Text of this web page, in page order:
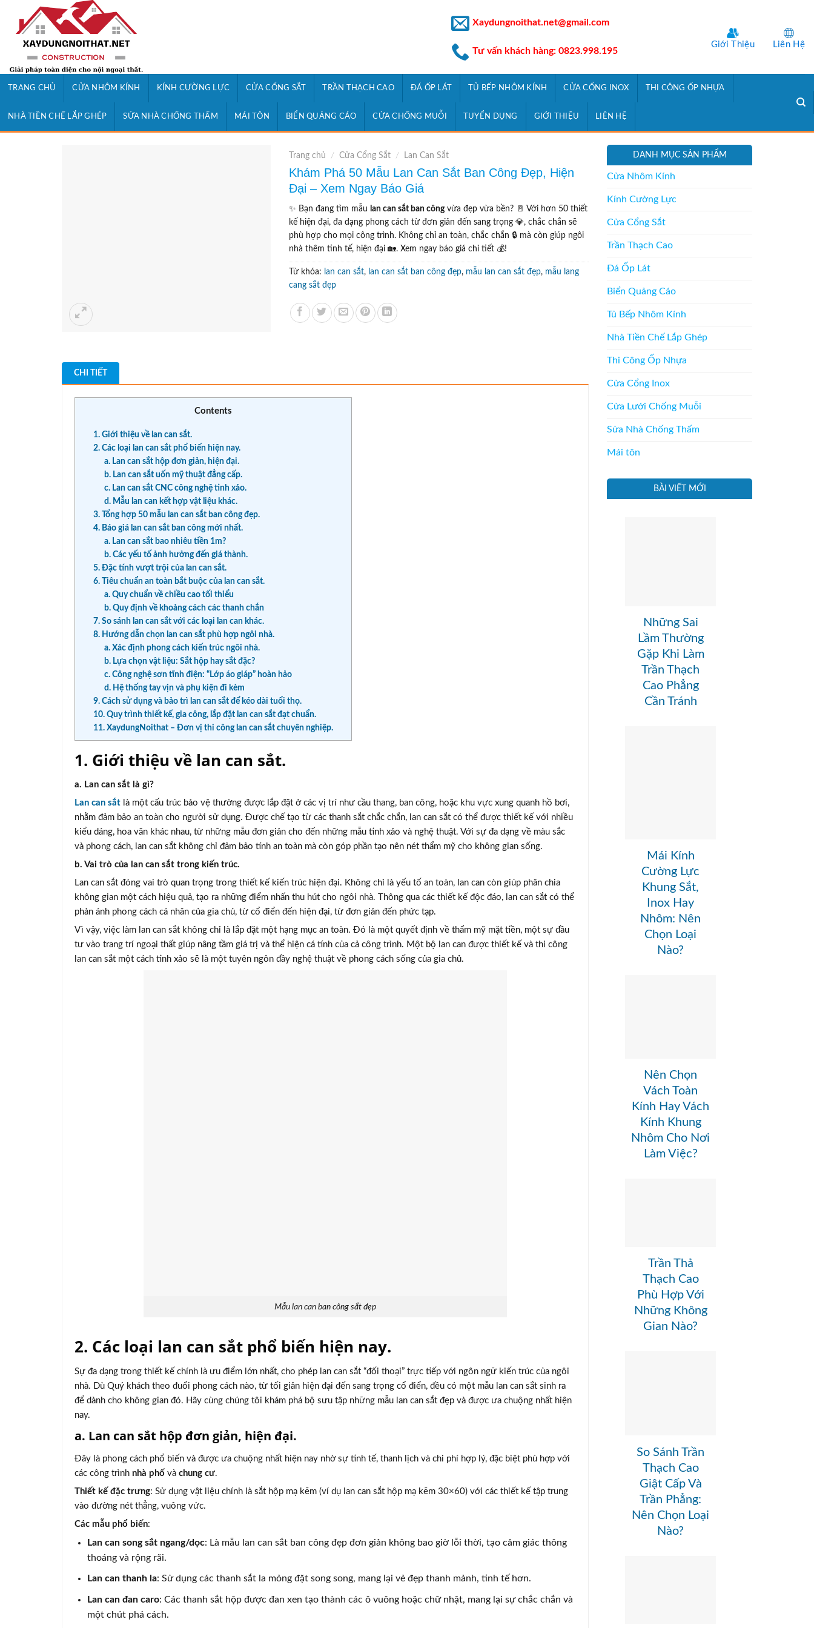
content
Xaydungnoithat.net@gmail.com
Tư vấn khách hàng: 0823.998.195
Giới Thiệu Liên Hệ
TRANG CHỦ CỬA NHÔM KÍNH KÍNH CƯỜNG LỰC CỬA CỔNG SẮT TRẦN THẠCH CAO ĐÁ ỐP LÁT TỦ BẾP NHÔM KÍNH CỬA CỔNG INOX THI CÔNG ỐP NHỰA
NHÀ TIỀN CHẾ LẮP GHÉP SỬA NHÀ CHỐNG THẤM MÁI TÔN BIỂN QUẢNG CÁO CỬA CHỐNG MUỖI TUYỂN DỤNG GIỚI THIỆU LIÊN HỆ
DANH MỤC SẢN PHẨM
Cửa Nhôm Kính
Kính Cường Lực
Cửa Cổng Sắt
Trần Thạch Cao
Đá Ốp Lát
Biển Quảng Cáo
Tủ Bếp Nhôm Kính
Nhà Tiền Chế Lắp Ghép
Thi Công Ốp Nhựa
Cửa Cổng Inox
Cửa Lưới Chống Muỗi
Sửa Nhà Chống Thấm
Mái tôn
BÀI VIẾT MỚI
Những Sai
Lầm Thường
Gặp Khi Làm
Trần Thạch
Cao Phẳng
Cần Tránh
Mái Kính
Cường Lực
Khung Sắt,
Inox Hay
Nhôm: Nên
Chọn Loại
Nào?
Nên Chọn
Vách Toàn
Kính Hay Vách
Kính Khung
Nhôm Cho Nơi
Làm Việc?
Trần Thả
Thạch Cao
Phù Hợp Với
Những Không
Gian Nào?
So Sánh Trần
Thạch Cao
Giật Cấp Và
Trần Phẳng:
Nên Chọn Loại
Nào?
Trang chủ / Cửa Cổng Sắt / Lan Can Sắt
Khám Phá 50 Mẫu Lan Can Sắt Ban Công Đẹp, Hiện
Đại – Xem Ngay Báo Giá
✨ Bạn đang tìm mẫu lan can sắt ban côngvừa đẹp vừa bền? 🚪 Với hơn 50 thiết
kế hiện đại, đa dạng phong cách từ đơn giản đến sang trọng 💎, chắc chắn sẽ
phù hợp cho mọi công trình. Không chỉ an toàn, chắc chắn 🔒 mà còn giúp ngôi
nhà thêm tinh tế, hiện đại 🏡. Xem ngay báo giá chi tiết 💰!
Từ khóa: lan can sắt, lan can sắt ban công đẹp, mẫu lan can sắt đẹp, mẫu lang
cang sắt đẹp
CHI TIẾT
Contents
1. Giới thiệu về lan can sắt.
2. Các loại lan can sắt phổ biến hiện nay.
a. Lan can sắt hộp đơn giản, hiện đại.
b. Lan can sắt uốn mỹ thuật đẳng cấp.
c. Lan can sắt CNC công nghệ tinh xảo.
d. Mẫu lan can kết hợp vật liệu khác.
3. Tổng hợp 50 mẫu lan can sắt ban công đẹp.
4. Báo giá lan can sắt ban công mới nhất.
a. Lan can sắt bao nhiêu tiền 1m?
b. Các yếu tố ảnh hưởng đến giá thành.
5. Đặc tính vượt trội của lan can sắt.
6. Tiêu chuẩn an toàn bắt buộc của lan can sắt.
a. Quy chuẩn về chiều cao tối thiểu
b. Quy định về khoảng cách các thanh chắn
7. So sánh lan can sắt với các loại lan can khác.
8. Hướng dẫn chọn lan can sắt phù hợp ngôi nhà.
a. Xác định phong cách kiến trúc ngôi nhà.
b. Lựa chọn vật liệu: Sắt hộp hay sắt đặc?
c. Công nghệ sơn tĩnh điện: “Lớp áo giáp” hoàn hảo
d. Hệ thống tay vịn và phụ kiện đi kèm
9. Cách sử dụng và bảo trì lan can sắt để kéo dài tuổi thọ.
10. Quy trình thiết kế, gia công, lắp đặt lan can sắt đạt chuẩn.
11. XaydungNoithat – Đơn vị thi công lan can sắt chuyên nghiệp.
1. Giới thiệu về lan can sắt.
a. Lan can sắt là gì?
Lan can sắt là một cấu trúc bảo vệ thường được lắp đặt ở các vị trí như cầu thang, ban công, hoặc khu vực xung quanh hồ bơi,
nhằm đảm bảo an toàn cho người sử dụng. Được chế tạo từ các thanh sắt chắc chắn, lan can sắt có thể được thiết kế với nhiều
kiểu dáng, hoa văn khác nhau, từ những mẫu đơn giản cho đến những mẫu tinh xảo và nghệ thuật. Với sự đa dạng về màu sắc
và phong cách, lan can sắt không chỉ đảm bảo tính an toàn mà còn góp phần tạo nên nét thẩm mỹ cho không gian sống.
b. Vai trò của lan can sắt trong kiến trúc.
Lan can sắt đóng vai trò quan trọng trong thiết kế kiến trúc hiện đại. Không chỉ là yếu tố an toàn, lan can còn giúp phân chia
không gian một cách hiệu quả, tạo ra những điểm nhấn thu hút cho ngôi nhà. Thông qua các thiết kế độc đáo, lan can sắt có thể
phản ánh phong cách cá nhân của gia chủ, từ cổ điển đến hiện đại, từ đơn giản đến phức tạp.
Vì vậy, việc làm lan can sắt không chỉ là lắp đặt một hạng mục an toàn. Đó là một quyết định về thẩm mỹ mặt tiền, một sự đầu
tư vào trang trí ngoại thất giúp nâng tầm giá trị và thể hiện cá tính của cả công trình. Một bộ lan can được thiết kế và thi công
lan can sắt một cách tinh xảo sẽ là một tuyên ngôn đầy nghệ thuật về phong cách sống của gia chủ.
Mẫu lan can ban công sắt đẹp
2. Các loại lan can sắt phổ biến hiện nay.
Sự đa dạng trong thiết kế chính là ưu điểm lớn nhất, cho phép lan can sắt “đối thoại” trực tiếp với ngôn ngữ kiến trúc của ngôi
nhà. Dù Quý khách theo đuổi phong cách nào, từ tối giản hiện đại đến sang trọng cổ điển, đều có một mẫu lan can sắt sinh ra
để dành cho không gian đó. Hãy cùng chúng tôi khám phá bộ sưu tập những mẫu lan can sắt đẹp và được ưa chuộng nhất hiện
nay.
a. Lan can sắt hộp đơn giản, hiện đại.
Đây là phong cách phổ biến và được ưa chuộng nhất hiện nay nhờ sự tinh tế, thanh lịch và chi phí hợp lý, đặc biệt phù hợp với
các công trình nhà phố và chung cư.
Thiết kế đặc trưng: Sử dụng vật liệu chính là sắt hộp mạ kẽm (ví dụ lan can sắt hộp mạ kẽm 30×60) với các thiết kế tập trung
vào đường nét thẳng, vuông vức.
Các mẫu phổ biến:
Lan can song sắt ngang/dọc: Là mẫu lan can sắt ban công đẹp đơn giản không bao giờ lỗi thời, tạo cảm giác thông
thoáng và rộng rãi.
Lan can thanh la: Sử dụng các thanh sắt la mỏng đặt song song, mang lại vẻ đẹp thanh mảnh, tinh tế hơn.
Lan can đan caro: Các thanh sắt hộp được đan xen tạo thành các ô vuông hoặc chữ nhật, mang lại sự chắc chắn và
một chút phá cách.